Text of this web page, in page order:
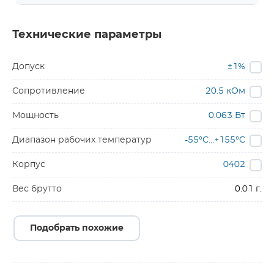
Технические параметры
Допуск ±1%
Сопротивление 20.5 кОм
Мощность 0.063 Вт
Диапазон рабочих температур -55°C...+155°C
Корпус 0402
Вес брутто 0.01 г.
Подобрать похожие